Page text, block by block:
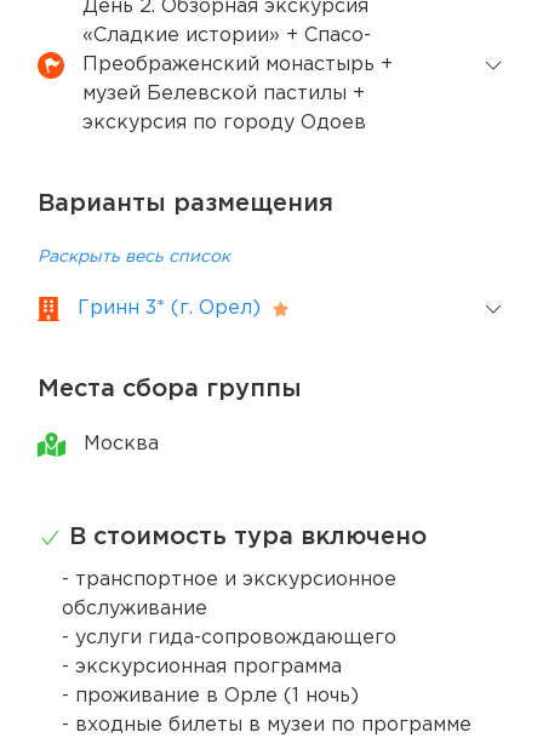
День 2. Обзорная экскурсия
«Сладкие истории» + Спасо-
Преображенский монастырь +
музей Белевской пастилы +
экскурсия по городу Одоев
Варианты размещения
Раскрыть весь список
Гринн 3* (г. Орел)
Места сбора группы
Москва
В стоимость тура включено
- транспортное и экскурсионное
обслуживание
- услуги гида-сопровождающего
- экскурсионная программа
- проживание в Орле (1 ночь)
- входные билеты в музеи по программе